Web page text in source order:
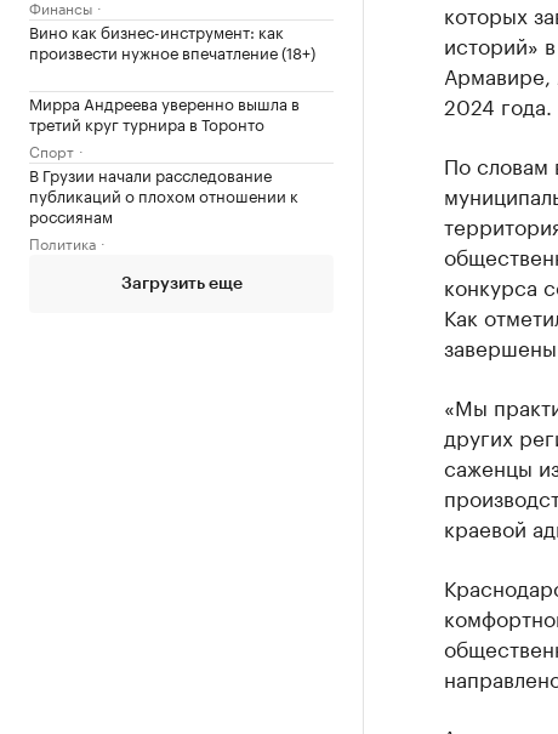
Финансы
Вино как бизнес-инструмент: как
произвести нужное впечатление (18+)
Мирра Андреева уверенно вышла в
третий круг турнира в Торонто
Спорт
В Грузии начали расследование
публикаций о плохом отношении к
россиянам
Политика
Загрузить еще
которых
историй»
Армавире,
2024 года.
По словам
конкурса
Как
«Мы
других
саженцы
краевой